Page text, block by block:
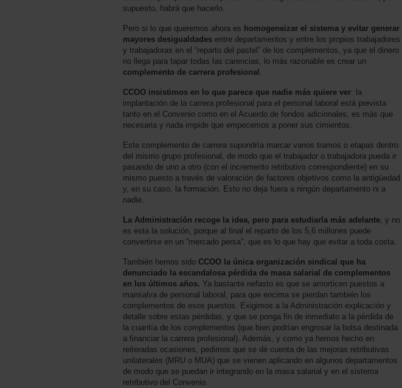
supuesto, habrá que hacerlo.
Pero si lo que queremos ahora es homogeneizar el sistema y evitar generar
mayores desigualdades entre departamentos y entre los propios trabajadores
y trabajadoras en el “reparto del pastel” de los complementos, ya que el dinero
no llega para tapar todas las carencias, lo más razonable es crear un
complemento de carrera profesional .
CCOO insistimos en lo que parece que nadie más quiere ver: la
implantación de la carrera profesional para el personal laboral está prevista
tanto en el Convenio como en el Acuerdo de fondos adicionales, es más que
necesaria y nada impide que empecemos a poner sus cimientos.
Este complemento de carrera supondría marcar varios tramos o etapas dentro
del mismo grupo profesional, de modo que el trabajador o trabajadora pueda ir
pasando de uno a otro (con el incremento retributivo correspondiente) en su
mismo puesto a través de valoración de factores objetivos como la antigüedad
y, en su caso, la formación. Esto no deja fuera a ningún departamento ni a
nadie.
La Administración recoge la idea, pero para estudiarla más adelante, y no
es esta la solución, porque al final el reparto de los 5,6 millones puede
convertirse en un “mercado persa”, que es lo que hay que evitar a toda costa.
También hemos sido CCOO la única organización sindical que ha
denunciado la escandalosa pérdida de masa salarial de complementos
en los últimos años. Ya bastante nefasto es que se amorticen puestos a
mansalva de personal laboral, para que encima se pierdan también los
complementos de esos puestos. Exigimos a la Administración explicación y
detalle sobre estas pérdidas, y que se ponga fin de inmediato a la pérdida de
la cuantía de los complementos (que bien podrían engrosar la bolsa destinada
a financiar la carrera profesional). Además, y como ya hemos hecho en
reiteradas ocasiones, pedimos que se dé cuenta de las mejoras retributivas
unilaterales (MRU o MUA) que se vienen aplicando en algunos departamentos
de modo que se puedan ir integrando en la masa salarial y en el sistema
retributivo del Convenio.